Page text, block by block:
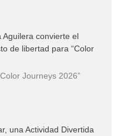
Aguilera convierte el
de libertad para “Color
Journeys 2026”
una Actividad Divertida